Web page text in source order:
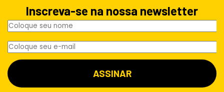
Inscreva-se na nossa newsletter